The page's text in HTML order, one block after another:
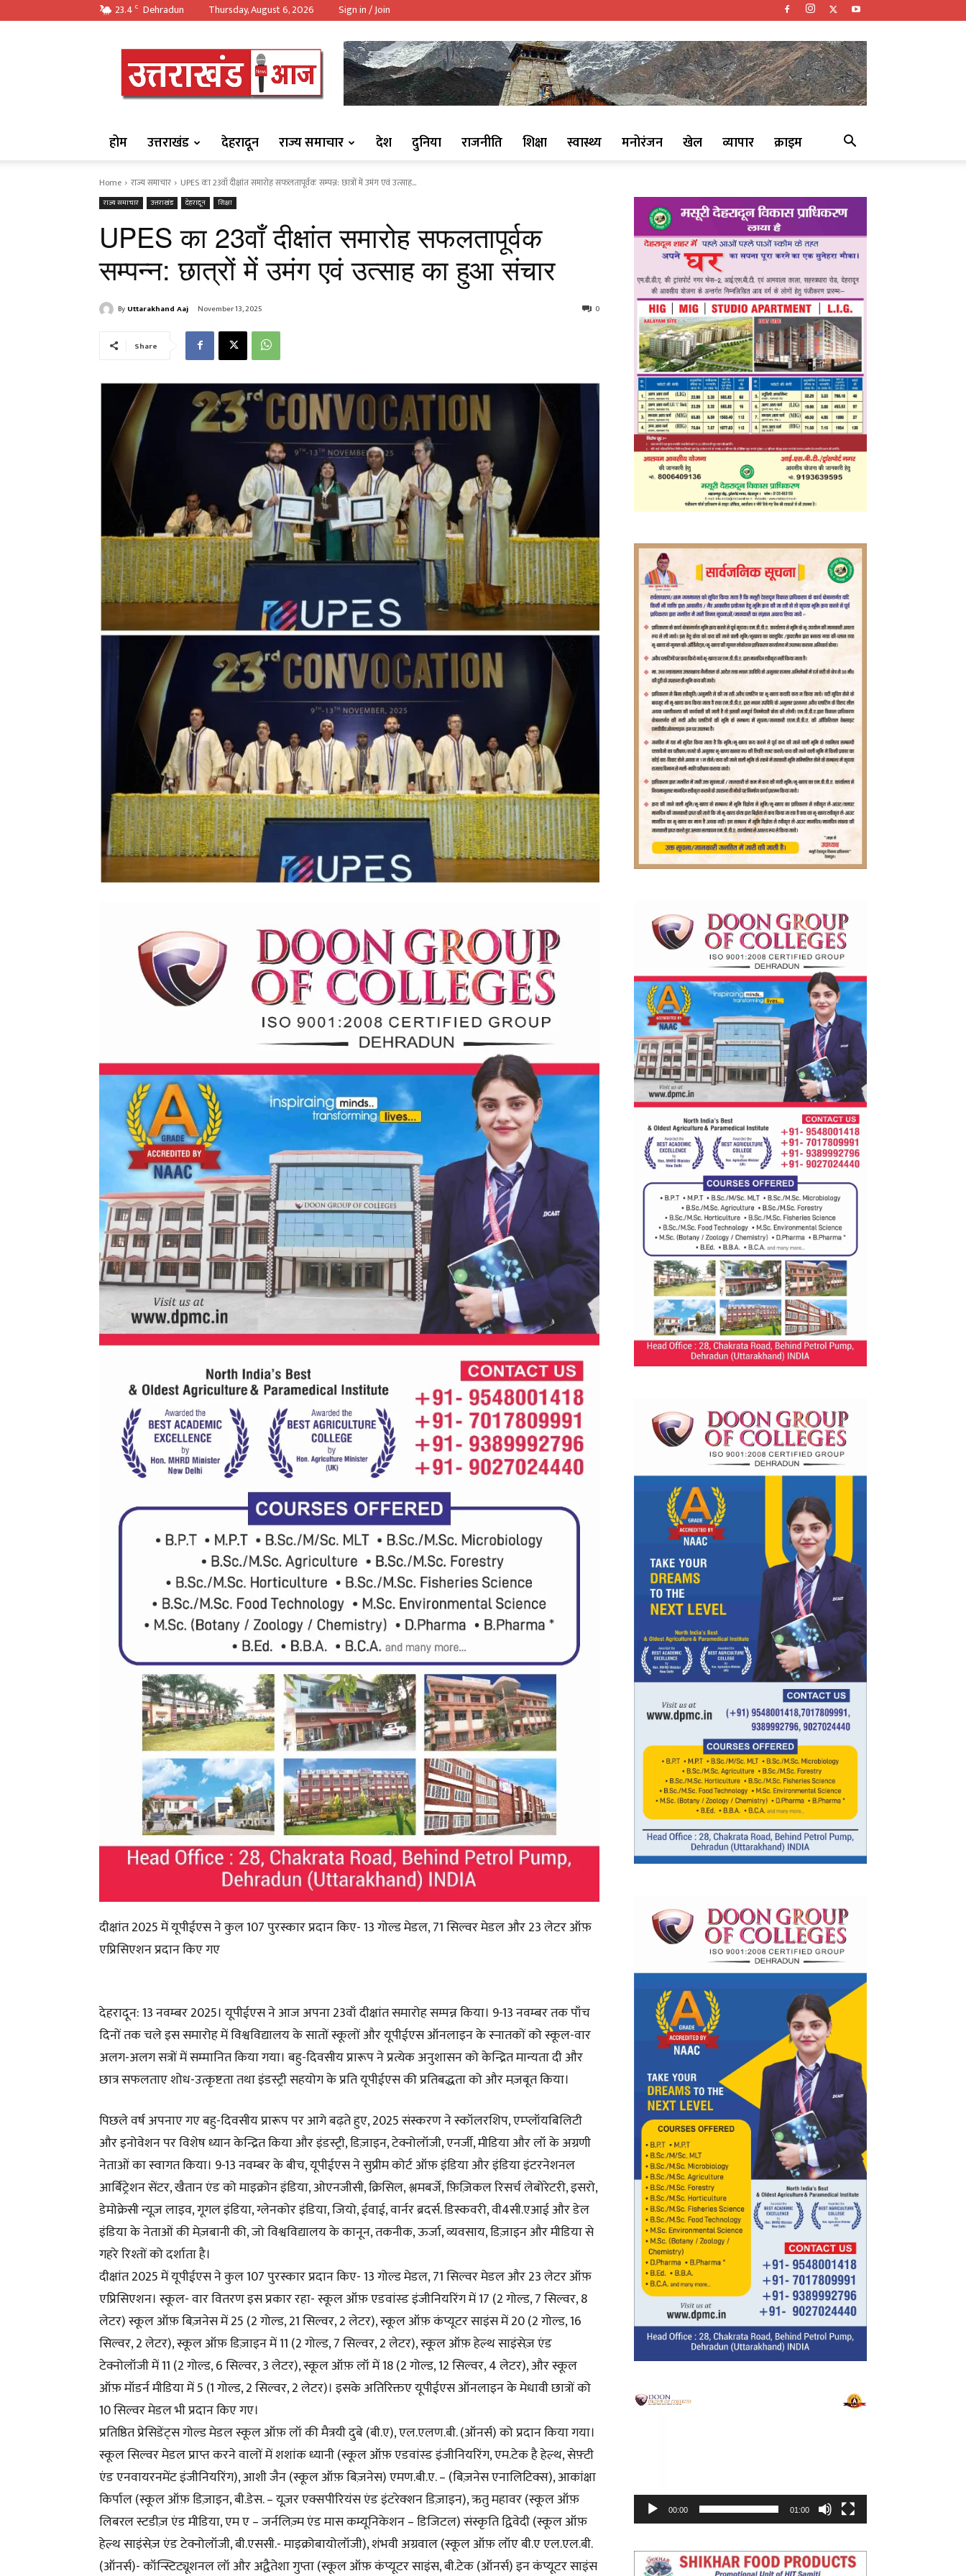
23.4 C Dehradun Thursday, August 6, 2026 Sign in / Join
https://uttarakhandaaj.com/
होम उत्तराखंड देहरादून राज्य समाचार देश दुनिया राजनीति शिक्षा स्वास्थ्य मनोरंजन खेल व्यापार क्राइम
Home राज्य समाचार UPES का 23वाँ दीक्षांत समारोह सफलतापूर्वक सम्पन्न: छात्रों में उमंग एवं उत्साह...
राज्य समाचार उत्तराखंड देहरादून शिक्षा
UPES का 23वाँ दीक्षांत समारोह सफलतापूर्वक
सम्पन्न: छात्रों में उमंग एवं उत्साह का हुआ संचार
By Uttarakhand Aaj November 13, 2025 0
Share
दीक्षांत 2025 में यूपीईएस ने कुल 107 पुरस्कार प्रदान किए- 13 गोल्ड मेडल, 71 सिल्वर मेडल और 23 लेटर ऑफ़
एप्रिसिएशन प्रदान किए गए
देहरादून: 13 नवम्बर 2025। यूपीईएस ने आज अपना 23वाँ दीक्षांत समारोह सम्पन्न किया। 9-13 नवम्बर तक पाँच
दिनों तक चले इस समारोह में विश्वविद्यालय के सातों स्कूलों और यूपीईएस ऑनलाइन के स्नातकों को स्कूल-वार
अलग-अलग सत्रों में सम्मानित किया गया। बहु-दिवसीय प्रारूप ने प्रत्येक अनुशासन को केन्द्रित मान्यता दी और
छात्र सफलताए शोध-उत्कृष्टता तथा इंडस्ट्री सहयोग के प्रति यूपीईएस की प्रतिबद्धता को और मज़बूत किया।
पिछले वर्ष अपनाए गए बहु-दिवसीय प्रारूप पर आगे बढ़ते हुए, 2025 संस्करण ने स्कॉलरशिप, एम्प्लॉयबिलिटी
और इनोवेशन पर विशेष ध्यान केन्द्रित किया और इंडस्ट्री, डिज़ाइन, टेक्नोलॉजी, एनर्जी, मीडिया और लॉ के अग्रणी
नेताओं का स्वागत किया। 9-13 नवम्बर के बीच, यूपीईएस ने सुप्रीम कोर्ट ऑफ़ इंडिया और इंडिया इंटरनेशनल
आर्बिट्रेशन सेंटर, खैतान एंड को माइक्रोन इंडिया, ओएनजीसी, क्रिसिल, श्लमबर्जे, फ़िज़िकल रिसर्च लेबोरेटरी, इसरो,
डेमोक्रेसी न्यूज़ लाइव, गूगल इंडिया, ग्लेनकोर इंडिया, जियो, ईवाई, वार्नर ब्रदर्स. डिस्कवरी, वी4सी.एआई और डेल
इंडिया के नेताओं की मेज़बानी की, जो विश्वविद्यालय के कानून, तकनीक, ऊर्जा, व्यवसाय, डिज़ाइन और मीडिया से
गहरे रिश्तों को दर्शाता है।
दीक्षांत 2025 में यूपीईएस ने कुल 107 पुरस्कार प्रदान किए- 13 गोल्ड मेडल, 71 सिल्वर मेडल और 23 लेटर ऑफ़
एप्रिसिएशन। स्कूल- वार वितरण इस प्रकार रहा- स्कूल ऑफ़ एडवांस्ड इंजीनियरिंग में 17 (2 गोल्ड, 7 सिल्वर, 8
लेटर) स्कूल ऑफ़ बिज़नेस में 25 (2 गोल्ड, 21 सिल्वर, 2 लेटर), स्कूल ऑफ़ कंप्यूटर साइंस में 20 (2 गोल्ड, 16
सिल्वर, 2 लेटर), स्कूल ऑफ़ डिज़ाइन में 11 (2 गोल्ड, 7 सिल्वर, 2 लेटर), स्कूल ऑफ़ हेल्थ साइंसेज़ एंड
टेक्नोलॉजी में 11 (2 गोल्ड, 6 सिल्वर, 3 लेटर), स्कूल ऑफ़ लॉ में 18 (2 गोल्ड, 12 सिल्वर, 4 लेटर), और स्कूल
ऑफ़ मॉडर्न मीडिया में 5 (1 गोल्ड, 2 सिल्वर, 2 लेटर)। इसके अतिरिक्तए यूपीईएस ऑनलाइन के मेधावी छात्रों को
10 सिल्वर मेडल भी प्रदान किए गए।
प्रतिष्ठित प्रेसिडेंट्स गोल्ड मेडल स्कूल ऑफ़ लॉ की मैत्रयी दुबे (बी.ए), एल.एलण.बी. (ऑनर्स) को प्रदान किया गया।
स्कूल सिल्वर मेडल प्राप्त करने वालों में शशांक ध्यानी (स्कूल ऑफ़ एडवांस्ड इंजीनियरिंग, एम.टेक है हेल्थ, सेफ़्टी
एंड एनवायरनमेंट इंजीनियरिंग), आशी जैन (स्कूल ऑफ़ बिज़नेस) एमण.बी.ए. – (बिज़नेस एनालिटिक्स), आकांक्षा
किर्पाल (स्कूल ऑफ़ डिज़ाइन, बी.डेस. – यूज़र एक्सपीरियंस एंड इंटरेक्शन डिज़ाइन), ऋतु महावर (स्कूल ऑफ़
लिबरल स्टडीज़ एंड मीडिया, एम ए – जर्नलिज़्म एंड मास कम्यूनिकेशन – डिजिटल) संस्कृति द्विवेदी (स्कूल ऑफ़
हेल्थ साइंसेज़ एंड टेक्नोलॉजी, बी.एससी.- माइक्रोबायोलॉजी), शंभवी अग्रवाल (स्कूल ऑफ़ लॉए बी.ए एल.एल.बी.
(ऑनर्स)- कॉन्स्टिट्यूशनल लॉ और अद्वैतेशा गुप्ता (स्कूल ऑफ़ कंप्यूटर साइंस, बी.टेक (ऑनर्स) इन कंप्यूटर साइंस
Video
00:00 01:00